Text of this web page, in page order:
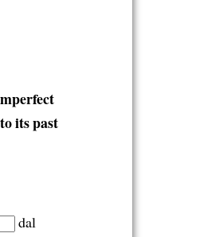
its past
dal